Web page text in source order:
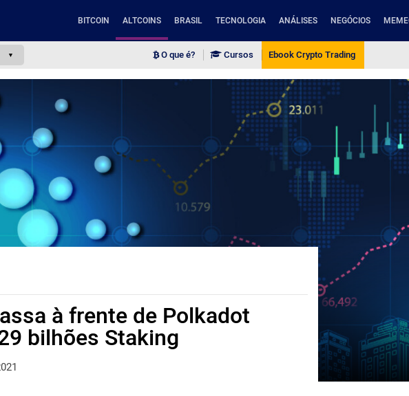
BITCOIN ALTCOINS BRASIL TECNOLOGIA ANÁLISES NEGÓCIOS
O que é? Cursos Ebook Crypto Trading
à frente de Polkadot
bilhões Staking